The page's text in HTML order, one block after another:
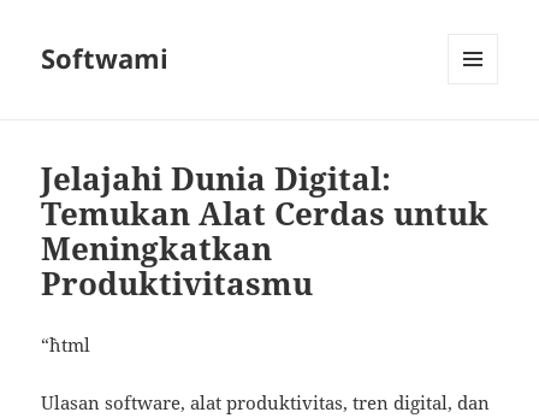
Softwami
Jelajahi Dunia Digital:
Temukan Alat Cerdas untuk
Meningkatkan
Produktivitasmu
“`html
Ulasan software, alat produktivitas, tren digital, dan